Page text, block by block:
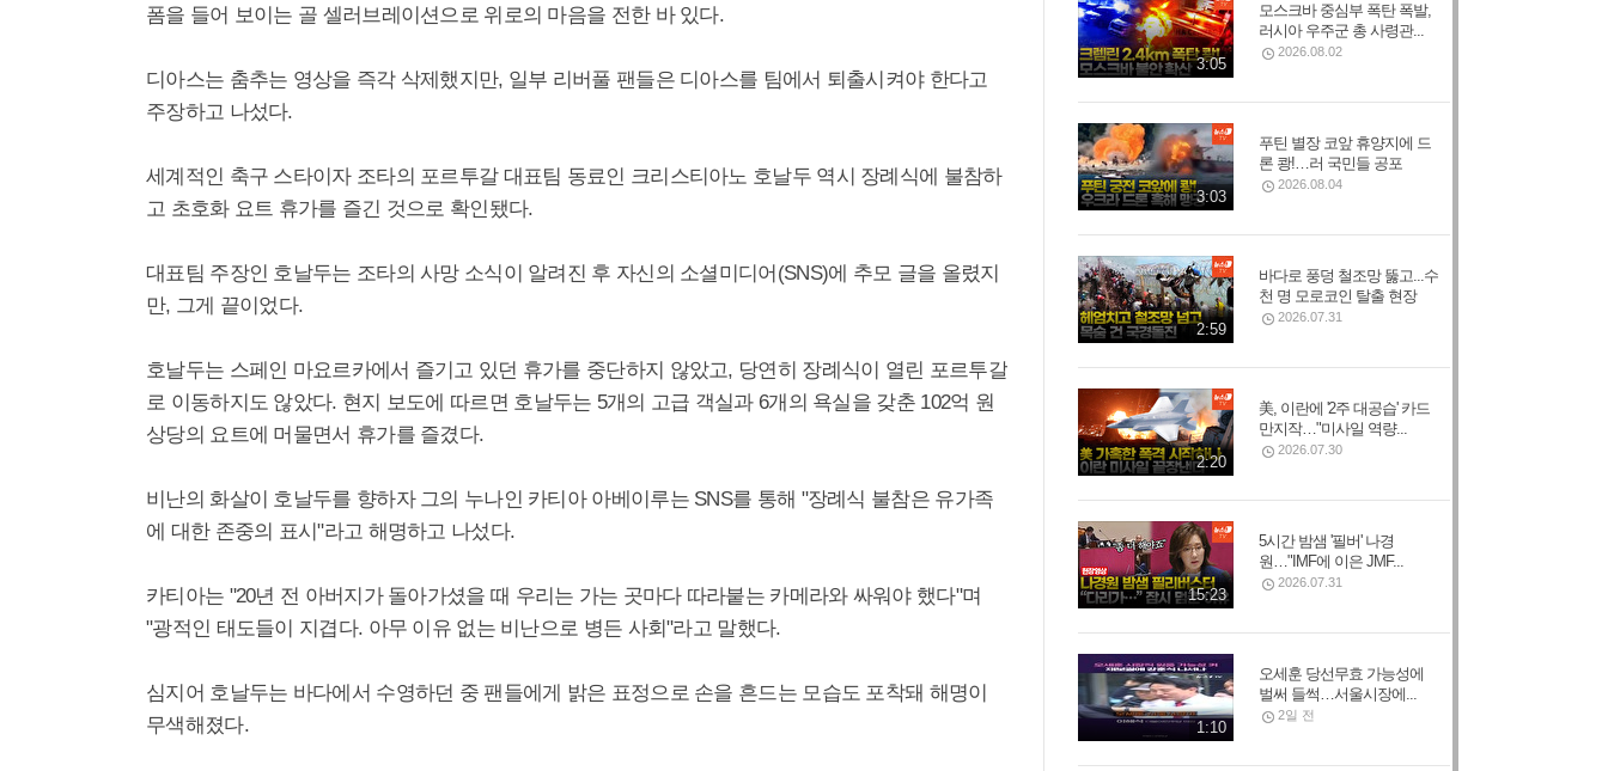
폼을 들어 보이는 골 셀러브레이션으로 위로의 마음을 전한 바 있다.
디아스는 춤추는 영상을 즉각 삭제했지만, 일부 리버풀 팬들은 디아스를 팀에서 퇴출시켜야 한다고
주장하고 나섰다.
세계적인 축구 스타이자 조타의 포르투갈 대표팀 동료인 크리스티아노 호날두 역시 장례식에 불참하
고 초호화 요트 휴가를 즐긴 것으로 확인됐다.
대표팀 주장인 호날두는 조타의 사망 소식이 알려진 후 자신의 소셜미디어(SNS)에 추모 글을 올렸지
만, 그게 끝이었다.
호날두는 스페인 마요르카에서 즐기고 있던 휴가를 중단하지 않았고, 당연히 장례식이 열린 포르투갈
로 이동하지도 않았다. 현지 보도에 따르면 호날두는 5개의 고급 객실과 6개의 욕실을 갖춘 102억 원
상당의 요트에 머물면서 휴가를 즐겼다.
비난의 화살이 호날두를 향하자 그의 누나인 카티아 아베이루는 SNS를 통해 "장례식 불참은 유가족
에 대한 존중의 표시"라고 해명하고 나섰다.
카티아는 "20년 전 아버지가 돌아가셨을 때 우리는 가는 곳마다 따라붙는 카메라와 싸워야 했다"며
"광적인 태도들이 지겹다. 아무 이유 없는 비난으로 병든 사회"라고 말했다.
심지어 호날두는 바다에서 수영하던 중 팬들에게 밝은 표정으로 손을 흔드는 모습도 포착돼 해명이
무색해졌다.
3:05
모스크바 중심부 폭탄 폭발,
러시아 우주군 총 사령관...
2026.08.02
3:03
푸틴 별장 코앞 휴양지에 드
론 쾅!…러 국민들 공포
2026.08.04
2:59
바다로 풍덩 철조망 뚫고...수
천 명 모로코인 탈출 현장
2026.07.31
2:20
美, 이란에 '2주 대공습' 카드
만지작…"미사일 역량...
2026.07.30
15:23
5시간 밤샘 '필버' 나경
원…"IMF에 이은 JMF...
2026.07.31
1:10
오세훈 당선무효 가능성에
벌써 들썩…서울시장에...
2일 전